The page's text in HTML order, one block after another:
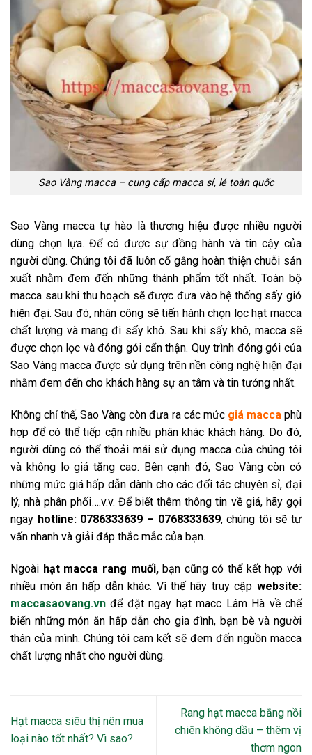
Sao Vàng macca – cung cấp macca sỉ, lẻ toàn quốc
Sao Vàng macca tự hào là thương hiệu được nhiều người
dùng chọn lựa. Để có được sự đồng hành và tin cậy của
người dùng. Chúng tôi đã luôn cố gắng hoàn thiện chuỗi sản
xuất nhằm đem đến những thành phẩm tốt nhất. Toàn bộ
macca sau khi thu hoạch sẽ được đưa vào hệ thống sấy gió
hiện đại. Sau đó, nhân công sẽ tiến hành chọn lọc hạt macca
chất lượng và mang đi sấy khô. Sau khi sấy khô, macca sẽ
được chọn lọc và đóng gói cẩn thận. Quy trình đóng gói của
Sao Vàng macca được sử dụng trên nền công nghệ hiện đại
nhằm đem đến cho khách hàng sự an tâm và tin tưởng nhất.
Không chỉ thế, Sao Vàng còn đưa ra các mức giá macca phù
hợp để có thể tiếp cận nhiều phân khác khách hàng. Do đó,
người dùng có thể thoải mái sử dụng macca của chúng tôi
và không lo giá tăng cao. Bên cạnh đó, Sao Vàng còn có
những mức giá hấp dẫn dành cho các đối tác chuyên sỉ, đại
lý, nhà phân phối….v.v. Để biết thêm thông tin về giá, hãy gọi
ngay hotline: 0786333639 – 0768333639, chúng tôi sẽ tư
vấn nhanh và giải đáp thắc mắc của bạn.
Ngoài hạt macca rang muối,bạn cũng có thể kết hợp với
nhiều món ăn hấp dẫn khác. Vì thế hãy truy cập website:
maccasaovang.vn để đặt ngay hạt macc Lâm Hà về chế
biến những món ăn hấp dẫn cho gia đình, bạn bè và người
thân của mình. Chúng tôi cam kết sẽ đem đến nguồn macca
chất lượng nhất cho người dùng.
Hạt macca siêu thị nên mua
loại nào tốt nhất? Vì sao?
Rang hạt macca bằng nồi
chiên không dầu – thêm vị
thơm ngon